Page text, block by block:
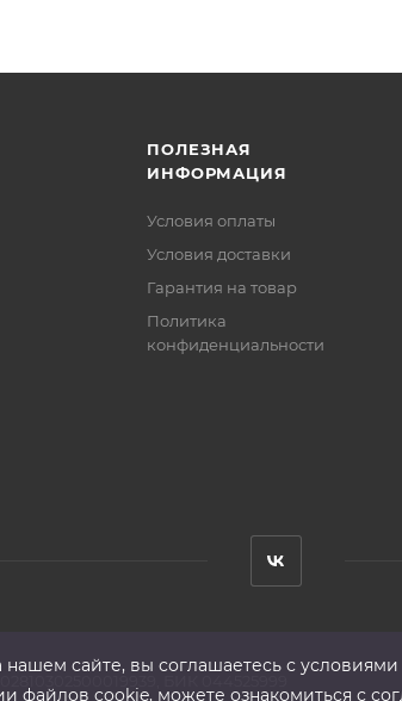
ПОЛЕЗНАЯ
ИНФОРМАЦИЯ
Условия оплаты
Условия доставки
Гарантия на товар
Политика
конфиденциальности
БИК 044525999
сайте, вы соглашаетесь с
cookie, можете ознакомиться с